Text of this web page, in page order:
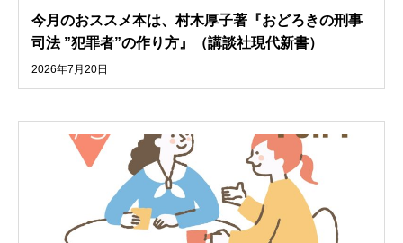
今月のおススメ本は、村木厚子著『おどろきの刑事
司法 ”犯罪者”の作り方』（講談社現代新書）
2026年7月20日